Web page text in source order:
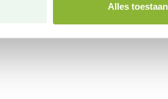
Alles toestaan